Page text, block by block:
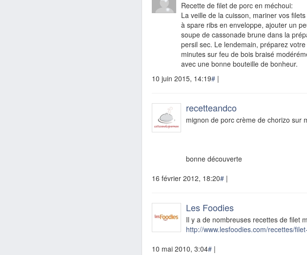
Recette de filet de porc en méchoui:
La veille de la cuisson, mariner vos
à spare ribs en enveloppe, ajouter un
soupe de cassonade brune dans la
persil sec. Le lendemain, préparez
minutes sur feu de bois braisé
avec une bonne bouteille de bonheur.
10 juin 2015, 14:19#|
recetteandco
mignon de porc crème de chorizo sur
bonne découverte
16 février 2012, 18:20#|
Les Foodies
Il y a de nombreuses recettes de filet
http://www.lesfoodies.com/recettes/
10 mai 2010, 3:04#|